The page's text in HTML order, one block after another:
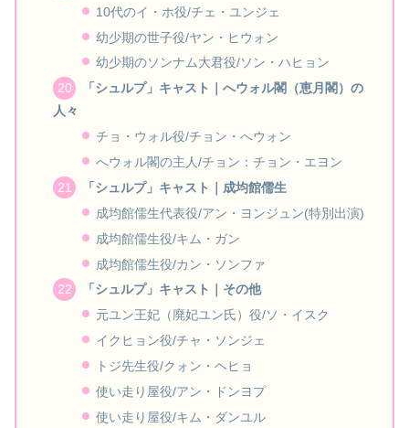
10代のイ・ホ役/チェ・ユンジェ
幼少期の世子役/ヤン・ヒウォン
幼少期のソンナム大君役/ソン・ハヒョン
「シュルプ」キャスト｜へウォル閣（恵月閣）の
人々
チョ・ウォル役/チョン・へウォン
へウォル閣の主人/チョン：チョン・エヨン
「シュルプ」キャスト｜成均館儒生
成均館儒生代表役/アン・ヨンジュン(特別出演)
成均館儒生役/キム・ガン
成均館儒生役/カン・ソンファ
「シュルプ」キャスト｜その他
元ユン王妃（廃妃ユン氏）役/ソ・イスク
イクヒョン役/チャ・ソンジェ
トジ先生役/クォン・ヘヒョ
使い走り屋役/アン・ドンヨプ
使い走り屋役/キム・ダンユル